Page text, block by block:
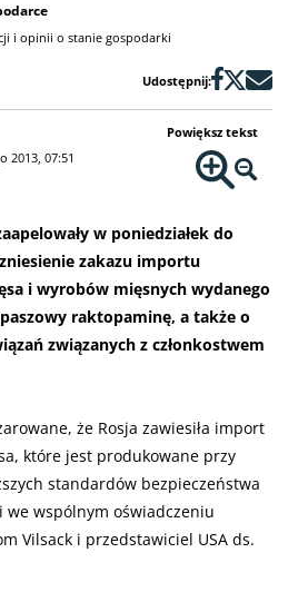
i opinii o stanie gospodarki
Udostępnij:
2013, 07:51
Powiększ tekst
w poniedziałek do
zakazu importu
i wyrobów mięsnych wydanego
raktopaminę, a także o
związanych z członkostwem
że Rosja zawiesiła import
które jest produkowane przy
standardów bezpieczeństwa
we wspólnym oświadczeniu
Vilsack i przedstawiciel USA ds.